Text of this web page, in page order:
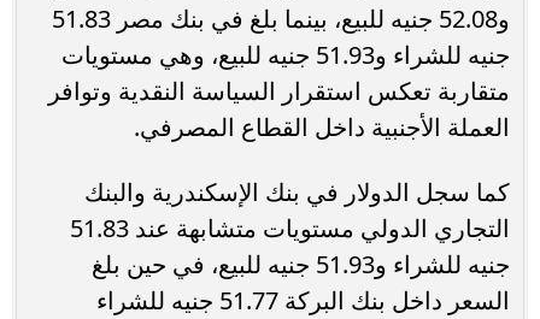
و52.08 جنيه للبيع، بينما بلغ في بنك مصر 51.83
جنيه للشراء و51.93 جنيه للبيع، وهي مستويات
متقاربة تعكس استقرار السياسة النقدية وتوافر
العملة الأجنبية داخل القطاع المصرفي.
كما سجل الدولار في بنك الإسكندرية والبنك
التجاري الدولي مستويات متشابهة عند 51.83
جنيه للشراء و51.93 جنيه للبيع، في حين بلغ
السعر داخل بنك البركة 51.77 جنيه للشراء